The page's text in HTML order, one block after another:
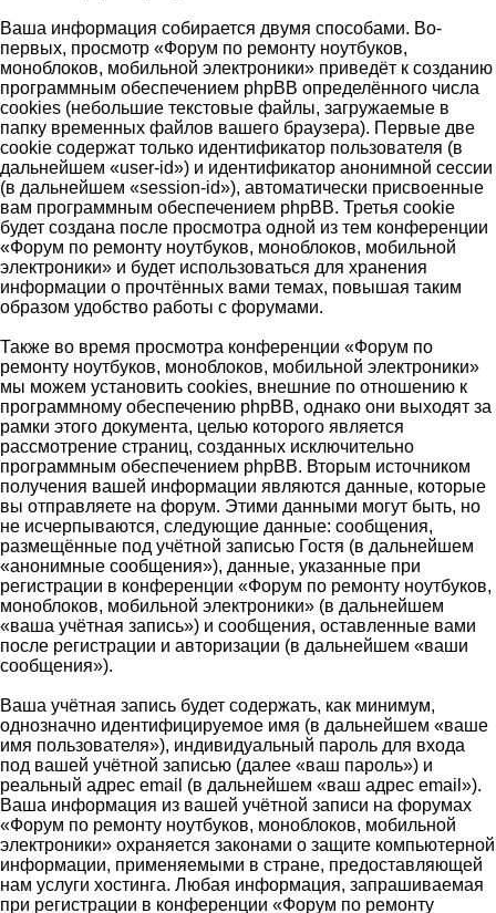
Ваша информация собирается двумя способами. Во-
первых, просмотр «Форум по ремонту ноутбуков,
моноблоков, мобильной электроники» приведёт к созданию
программным обеспечением phpBB определённого числа
cookies (небольшие текстовые файлы, загружаемые в
папку временных файлов вашего браузера). Первые две
cookie содержат только идентификатор пользователя (в
дальнейшем «user-id») и идентификатор анонимной сессии
(в дальнейшем «session-id»), автоматически присвоенные
вам программным обеспечением phpBB. Третья cookie
будет создана после просмотра одной из тем конференции
«Форум по ремонту ноутбуков, моноблоков, мобильной
электроники» и будет использоваться для хранения
информации о прочтённых вами темах, повышая таким
образом удобство работы с форумами.
Также во время просмотра конференции «Форум по
ремонту ноутбуков, моноблоков, мобильной электроники»
мы можем установить cookies, внешние по отношению к
программному обеспечению phpBB, однако они выходят за
рамки этого документа, целью которого является
рассмотрение страниц, созданных исключительно
программным обеспечением phpBB. Вторым источником
получения вашей информации являются данные, которые
вы отправляете на форум. Этими данными могут быть, но
не исчерпываются, следующие данные: сообщения,
размещённые под учётной записью Гостя (в дальнейшем
«анонимные сообщения»), данные, указанные при
регистрации в конференции «Форум по ремонту ноутбуков,
моноблоков, мобильной электроники» (в дальнейшем
«ваша учётная запись») и сообщения, оставленные вами
после регистрации и авторизации (в дальнейшем «ваши
сообщения»).
Ваша учётная запись будет содержать, как минимум,
однозначно идентифицируемое имя (в дальнейшем «ваше
имя пользователя»), индивидуальный пароль для входа
под вашей учётной записью (далее «ваш пароль») и
реальный адрес email (в дальнейшем «ваш адрес email»).
Ваша информация из вашей учётной записи на форумах
«Форум по ремонту ноутбуков, моноблоков, мобильной
электроники» охраняется законами о защите компьютерной
информации, применяемыми в стране, предоставляющей
нам услуги хостинга. Любая информация, запрашиваемая
при регистрации в конференции «Форум по ремонту